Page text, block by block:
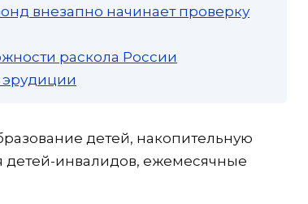
внезапно начинает проверку
раскола России
эрудиции
детей, накопительную
детей-инвалидов, ежемесячные